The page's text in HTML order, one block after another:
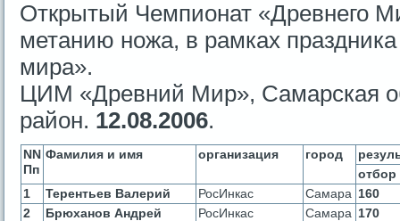
Открытый Чемпионат «Древнего
метанию ножа, в рамках
мира».
ЦИМ «Древний Мир», Самарская
район. 12.08.2006.
NN
Пп
Фамилия и имя организация город
отбор
1
Терентьев Валерий РосИнкас Самара 160
2
Брюханов Андрей РосИнкас Самара 170